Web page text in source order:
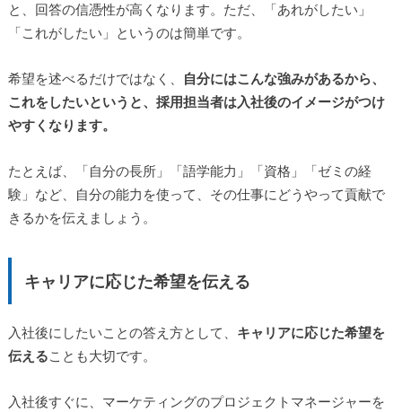
と、回答の信憑性が高くなります。ただ、「あれがしたい」
「これがしたい」というのは簡単です。
希望を述べるだけではなく、
自分にはこんな強みがあるから、
これをしたいというと、採用担当者は入社後のイメージがつけ
やすくなります。
たとえば、「自分の長所」「語学能力」「資格」「ゼミの経
験」など、自分の能力を使って、その仕事にどうやって貢献で
きるかを伝えましょう。
キャリアに応じた希望を伝える
入社後にしたいことの答え方として、 キャリアに応じた希望を
伝えることも大切です。
入社後すぐに、マーケティングのプロジェクトマネージャーを